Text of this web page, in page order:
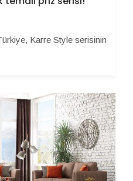
Karre Style serisinin